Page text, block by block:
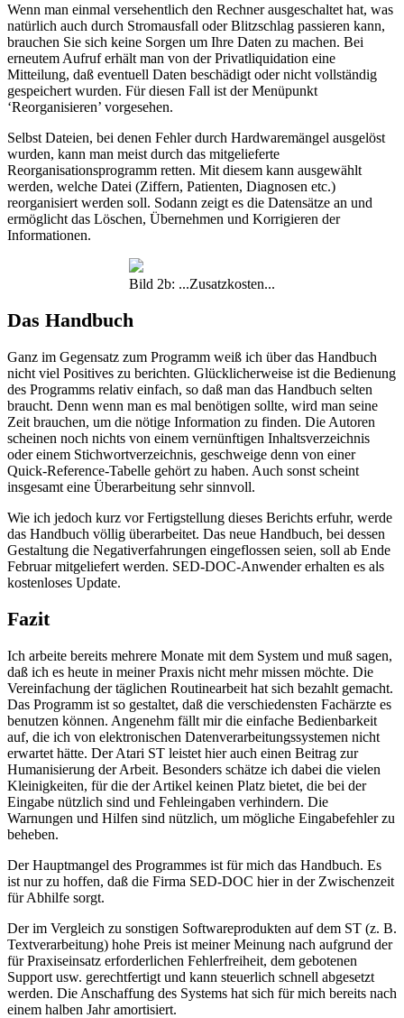
Wenn man einmal versehentlich den Rechner ausgeschaltet hat, was
natürlich auch durch Stromausfall oder Blitzschlag passieren kann,
brauchen Sie sich keine Sorgen um Ihre Daten zu machen. Bei
erneutem Aufruf erhält man von der Privatliquidation eine
Mitteilung, daß eventuell Daten beschädigt oder nicht vollständig
gespeichert wurden. Für diesen Fall ist der Menüpunkt
‘Reorganisieren’ vorgesehen.
Selbst Dateien, bei denen Fehler durch Hardwaremängel ausgelöst
wurden, kann man meist durch das mitgelieferte
Reorganisationsprogramm retten. Mit diesem kann ausgewählt
werden, welche Datei (Ziffern, Patienten, Diagnosen etc.)
reorganisiert werden soll. Sodann zeigt es die Datensätze an und
ermöglicht das Löschen, Übernehmen und Korrigieren der
Informationen.
Bild 2b: ...Zusatzkosten...
Das Handbuch
Ganz im Gegensatz zum Programm weiß ich über das Handbuch
nicht viel Positives zu berichten. Glücklicherweise ist die Bedienung
des Programms relativ einfach, so daß man das Handbuch selten
braucht. Denn wenn man es mal benötigen sollte, wird man seine
Zeit brauchen, um die nötige Information zu finden. Die Autoren
scheinen noch nichts von einem vernünftigen Inhaltsverzeichnis
oder einem Stichwortverzeichnis, geschweige denn von einer
Quick-Reference-Tabelle gehört zu haben. Auch sonst scheint
insgesamt eine Überarbeitung sehr sinnvoll.
Wie ich jedoch kurz vor Fertigstellung dieses Berichts erfuhr, werde
das Handbuch völlig überarbeitet. Das neue Handbuch, bei dessen
Gestaltung die Negativerfahrungen eingeflossen seien, soll ab Ende
Februar mitgeliefert werden. SED-DOC-Anwender erhalten es als
kostenloses Update.
Fazit
Ich arbeite bereits mehrere Monate mit dem System und muß sagen,
daß ich es heute in meiner Praxis nicht mehr missen möchte. Die
Vereinfachung der täglichen Routinearbeit hat sich bezahlt gemacht.
Das Programm ist so gestaltet, daß die verschiedensten Fachärzte es
benutzen können. Angenehm fällt mir die einfache Bedienbarkeit
auf, die ich von elektronischen Datenverarbeitungssystemen nicht
erwartet hätte. Der Atari ST leistet hier auch einen Beitrag zur
Humanisierung der Arbeit. Besonders schätze ich dabei die vielen
Kleinigkeiten, für die der Artikel keinen Platz bietet, die bei der
Eingabe nützlich sind und Fehleingaben verhindern. Die
Warnungen und Hilfen sind nützlich, um mögliche Eingabefehler zu
beheben.
Der Hauptmangel des Programmes ist für mich das Handbuch. Es
ist nur zu hoffen, daß die Firma SED-DOC hier in der Zwischenzeit
für Abhilfe sorgt.
Der im Vergleich zu sonstigen Softwareprodukten auf dem ST (z. B.
Textverarbeitung) hohe Preis ist meiner Meinung nach aufgrund der
für Praxiseinsatz erforderlichen Fehlerfreiheit, dem gebotenen
Support usw. gerechtfertigt und kann steuerlich schnell abgesetzt
werden. Die Anschaffung des Systems hat sich für mich bereits nach
einem halben Jahr amortisiert.